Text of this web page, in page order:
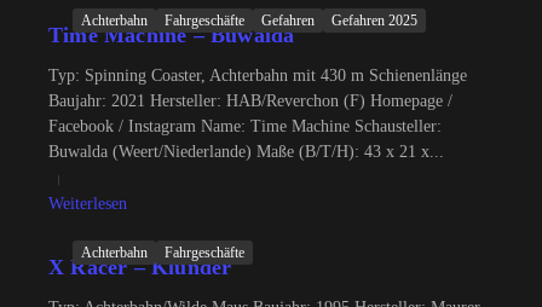
Achterbahn Fahrgeschäfte Gefahren Gefahren 2025
Time Machine – Buwalda
Typ: Spinning Coaster, Achterbahn mit 430 m Schienenlänge
Baujahr: 2021 Hersteller: HAB/Reverchon (F) Homepage /
Facebook / Instagram Name: Time Machine Schausteller:
Buwalda (Weert/Niederlande) Maße (B/T/H): 43 x 21 x...
Weiterlesen
Achterbahn Fahrgeschäfte
X Racer – Klünder